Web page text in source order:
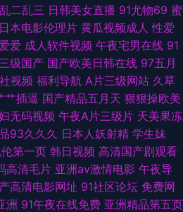
合集 久久网站链接 91npron网站 传媒视频
播 91资源免费共享总站 肏网站在线 三级黄
精在线 亚洲国内高清在线 91最新在线观看
堂污 日韩欧美v 97夫妻网 男女啪啪免费网
日韩A片免费建站 日韩午夜福利 99偷拍网
欧美特级久久 麻豆精品在线不卡
二乱三 日韩美女直播 91尤物69 蜜
日本电影伦理片 黄瓜视频成人 性爱
爱 成人软件视频 午夜宅男在线 91
级国产 国产欧美日韩在线 97五月
视频 福利导航 A片三级网站 久草
艹插逼 国产精品五月天 狠狠操欧美
无码视频 午夜A片三级片 天美果冻
93久久久 日本人妖射精 学生妹
第一页 韩日视频 高清国产剧观看
高清毛片 亚洲av激情电影 午夜导
高清电影网址 91社区论坛 免费网
洲 91午夜在线免费 亚洲精品第五页